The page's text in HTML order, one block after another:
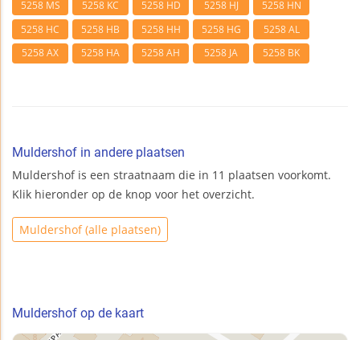
5258 MS 5258 KC 5258 HD 5258 HJ
5258 HN
5258 HC
5258 HB 5258 HH 5258 HG
5258 AL
5258 AX
5258 HA 5258 AH 5258 JA 5258 BK
Muldershof in andere plaatsen
Muldershof is een straatnaam die in 11 plaatsen voorkomt.
Klik hieronder op de knop voor het overzicht.
Muldershof (alle plaatsen)
Muldershof op de kaart